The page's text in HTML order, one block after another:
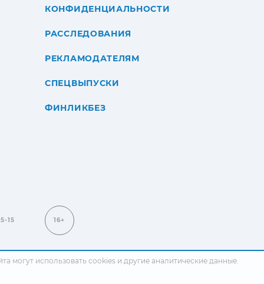
КОНФИДЕНЦИАЛЬНОСТИ
РАССЛЕДОВАНИЯ
РЕКЛАМОДАТЕЛЯМ
СПЕЦВЫПУСКИ
ФИНЛИКБЕЗ
15 16+
могут использовать cookies и другие аналитические данные.